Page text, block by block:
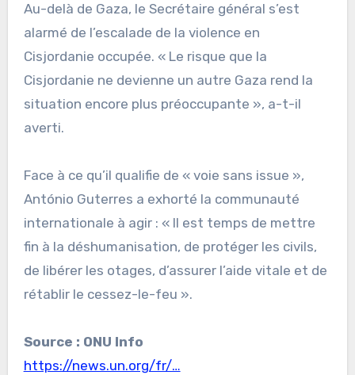
Au-delà de Gaza, le Secrétaire général s’est
alarmé de l’escalade de la violence en
Cisjordanie occupée. « Le risque que la
Cisjordanie ne devienne un autre Gaza rend la
situation encore plus préoccupante », a-t-il
averti.
Face à ce qu’il qualifie de « voie sans issue »,
António Guterres a exhorté la communauté
internationale à agir : « Il est temps de mettre
fin à la déshumanisation, de protéger les civils,
de libérer les otages, d’assurer l’aide vitale et de
rétablir le cessez-le-feu ».
Source : ONU Info
https://news.un.org/fr/…